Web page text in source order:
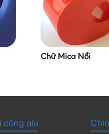
Chữ Mica Nổi
công alu